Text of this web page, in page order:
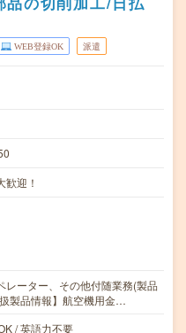
WEB登録OK 派遣
迎！
レーター、その他付随業務(製品
製品情報】航空機用金…
/ 英語力不要